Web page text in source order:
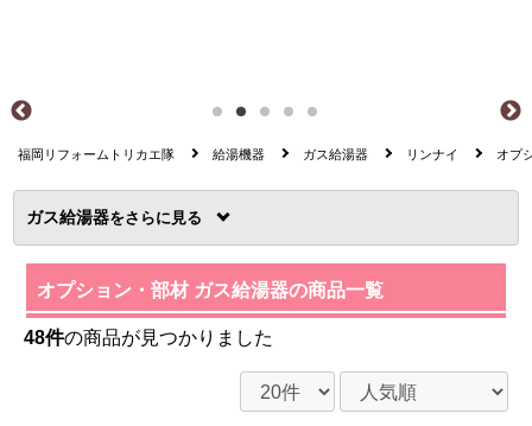
福岡リフォームトリカエ隊 給湯機器 ガス給湯器 リンナイ オプ
ガス給湯器を
オプション・部材 ガス給湯器の商品一覧
48件の商品が見つかりました